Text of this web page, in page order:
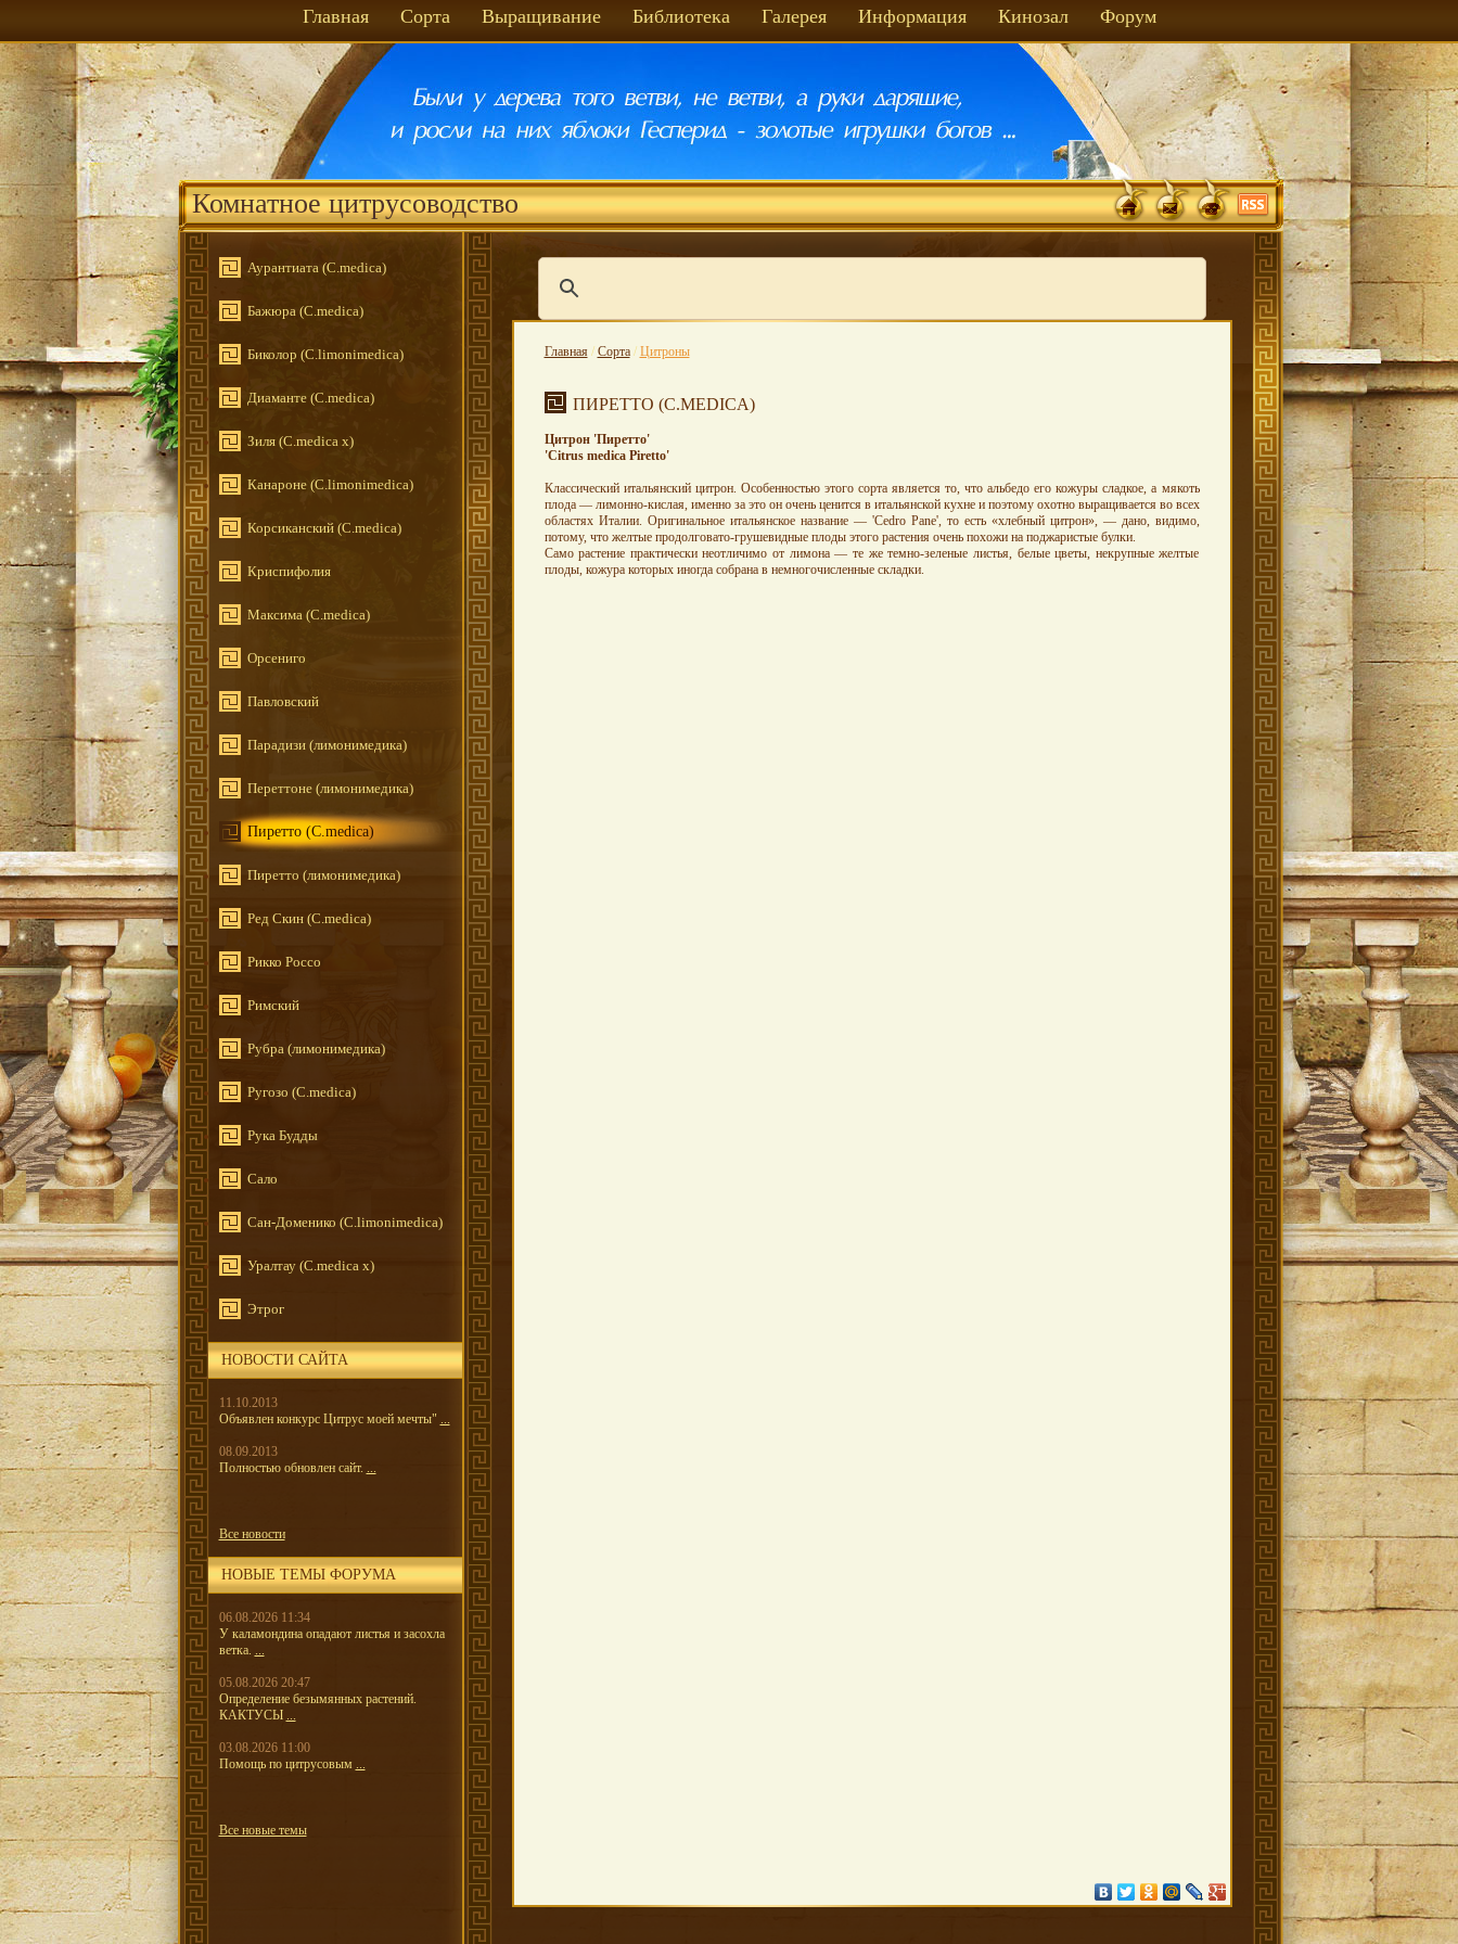
Главная Сорта Выращивание Библиотека Галерея Информация Кинозал Форум
Комнатное цитрусоводство
Аурантиата (C.medica)
Бажюра (С.medica)
Биколор (C.limonimedica)
Диаманте (C.medica)
Зиля (C.medica x)
Канароне (С.limonimedica)
Корсиканский (C.medica)
Криспифолия
Максима (C.medica)
Орсениго
Павловский
Парадизи (лимонимедика)
Переттоне (лимонимедика)
Пиретто (C.medica)
Пиретто (лимонимедика)
Ред Скин (C.medica)
Рикко Россо
Римский
Рубра (лимонимедика)
Ругозо (C.medica)
Рука Будды
Сало
Сан-Доменико (C.limonimedica)
Уралтау (C.medica x)
Этрог
НОВОСТИ САЙТА
11.10.2013
Объявлен конкурс Цитрус моей мечты" ...
08.09.2013
Полностью обновлен сайт. ...
Все новости
НОВЫЕ ТЕМЫ ФОРУМА
06.08.2026 11:34
У каламондина опадают листья и засохла
ветка. ...
05.08.2026 20:47
Определение безымянных растений.
КАКТУСЫ ...
03.08.2026 11:00
Помощь по цитрусовым ...
Все новые темы
Главная/ Сорта/ Цитроны
ПИРЕТТО (C.MEDICA)
Цитрон 'Пиретто'
'Citrus medica Piretto'
Классический итальянский цитрон. Особенностью этого сорта является то, что альбедо его кожуры сладкое, а мякоть
плода — лимонно-кислая, именно за это он очень ценится в итальянской кухне и поэтому охотно выращивается во всех
областях Италии. Оригинальное итальянское название — 'Cedro Pane', то есть «хлебный цитрон», — дано, видимо,
потому, что желтые продолговато-грушевидные плоды этого растения очень похожи на поджаристые булки.
Само растение практически неотличимо от лимона — те же темно-зеленые листья, белые цветы, некрупные желтые
плоды, кожура которых иногда собрана в немногочисленные складки.